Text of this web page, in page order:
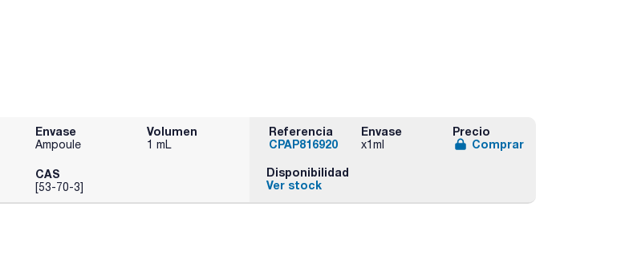
Envase
Ampoule
Volumen
1 mL
CAS
[53-70-3]
Referencia
CPAP816920
Envase
x1ml
Precio
Comprar
Disponibilidad
Ver stock